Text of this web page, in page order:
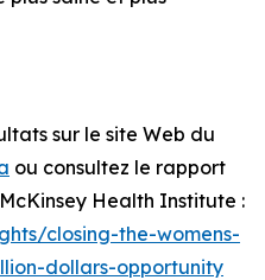
sur le site Web du
ou consultez le rapport
Health Institute :
closing-the-womens-
dollars-opportunity